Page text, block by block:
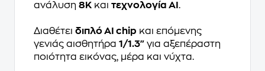
ανάλυση 8K και τεχνολογία AI .
Διαθέτει διπλό AI chip και επόμενης
γενιάς αισθητήρα 1/1.3" για αξεπέραστη
ποιότητα εικόνας, μέρα και νύχτα.